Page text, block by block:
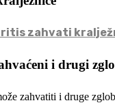
zahvati
i drugi
zahvatiti i druge